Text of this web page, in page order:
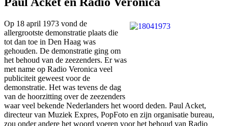
Op 18 april 1973 vond de
allergrootste demonstratie plaats die
tot dan toe in Den Haag was
gehouden. De demonstratie ging om
het behoud van de zeezenders. Er was
met name op Radio Veronica veel
publiciteit geweest voor de
demonstratie. Het was tevens de dag
van de hoorzitting over de zeezenders
waar veel bekende Nederlanders het woord deden. Paul Acket,
directeur van Muziek Expres, PopFoto en zijn organisatie bureau,
zou onder andere het woord voeren voor het behoud van Radio